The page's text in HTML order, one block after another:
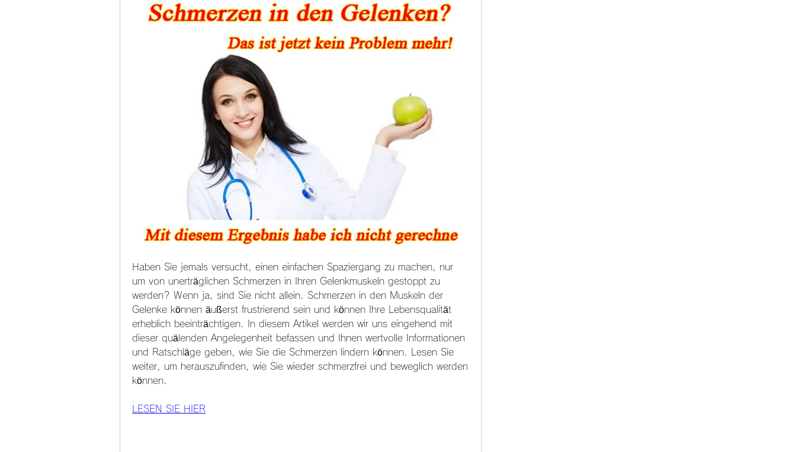
Haben Sie jemals versucht, einen einfachen Spaziergang zu machen, nur
um von unerträglichen Schmerzen in Ihren Gelenkmuskeln gestoppt zu
werden? Wenn ja, sind Sie nicht allein. Schmerzen in den Muskeln der
Gelenke können äußerst frustrierend sein und können Ihre Lebensqualität
erheblich beeinträchtigen. In diesem Artikel werden wir uns eingehend mit
dieser quälenden Angelegenheit befassen und Ihnen wertvolle Informationen
und Ratschläge geben, wie Sie die Schmerzen lindern können. Lesen Sie
weiter, um herauszufinden, wie Sie wieder schmerzfrei und beweglich werden
können.
LESEN SIE HIER